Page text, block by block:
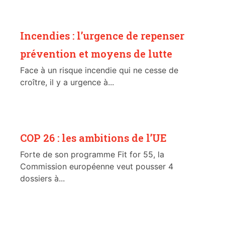
Incendies : l’urgence de repenser
prévention et moyens de lutte
Face à un risque incendie qui ne cesse de
croître, il y a urgence à...
COP 26 : les ambitions de l’UE
Forte de son programme Fit for 55, la
Commission européenne veut pousser 4
dossiers à...